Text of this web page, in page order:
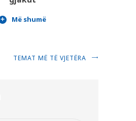
Më shumë
TEMAT MË TË VJETËRA